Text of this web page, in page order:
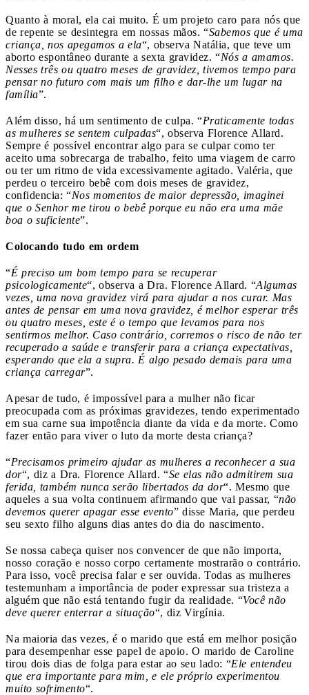
Quanto à moral, ela cai muito. É um projeto caro para nós que
de repente se desintegra em nossas mãos. “Sabemos que é uma
criança, nos apegamos a ela“, observa Natália, que teve um
aborto espontâneo durante a sexta gravidez. “Nós a amamos.
Nesses três ou quatro meses de gravidez, tivemos tempo para
pensar no futuro com mais um filho e dar-lhe um lugar na
família”.
Além disso, há um sentimento de culpa. “Praticamente todas
as mulheres se sentem culpadas“, observa Florence Allard.
Sempre é possível encontrar algo para se culpar como ter
aceito uma sobrecarga de trabalho, feito uma viagem de carro
ou ter um ritmo de vida excessivamente agitado. Valéria, que
perdeu o terceiro bebê com dois meses de gravidez,
confidencia: “Nos momentos de maior depressão, imaginei
que o Senhor me tirou o bebê porque eu não era uma mãe
boa o suficiente”.
Colocando tudo em ordem
“É preciso um bom tempo para se recuperar
psicologicamente“, observa a Dra. Florence Allard. “Algumas
vezes, uma nova gravidez virá para ajudar a nos curar. Mas
antes de pensar em uma nova gravidez, é melhor esperar três
ou quatro meses, este é o tempo que levamos para nos
sentirmos melhor. Caso contrário, corremos o risco de não ter
recuperado a saúde e transferir para a criança expectativas,
esperando que ela a supra. É algo pesado demais para uma
criança carregar”.
Apesar de tudo, é impossível para a mulher não ficar
preocupada com as próximas gravidezes, tendo experimentado
em sua carne sua impotência diante da vida e da morte. Como
fazer então para viver o luto da morte desta criança?
“Precisamos primeiro ajudar as mulheres a reconhecer a sua
dor“, diz a Dra. Florence Allard. “Se elas não admitirem sua
ferida, também nunca serão libertados da dor“. Mesmo que
aqueles a sua volta continuem afirmando que vai passar, “não
devemos querer apagar esse evento” disse Maria, que perdeu
seu sexto filho alguns dias antes do dia do nascimento.
Se nossa cabeça quiser nos convencer de que não importa,
nosso coração e nosso corpo certamente mostrarão o contrário.
Para isso, você precisa falar e ser ouvida. Todas as mulheres
testemunham a importância de poder expressar sua tristeza a
alguém que não está tentando fugir da realidade. “Você não
deve querer enterrar a situação“, diz Virgínia.
Na maioria das vezes, é o marido que está em melhor posição
para desempenhar esse papel de apoio. O marido de Caroline
tirou dois dias de folga para estar ao seu lado: “Ele entendeu
que era importante para mim, e ele próprio experimentou
muito sofrimento“.